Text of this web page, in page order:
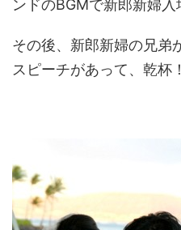
ンドのBGMで新郎新婦入
その後、新郎新婦の兄弟
スピーチがあって、乾杯